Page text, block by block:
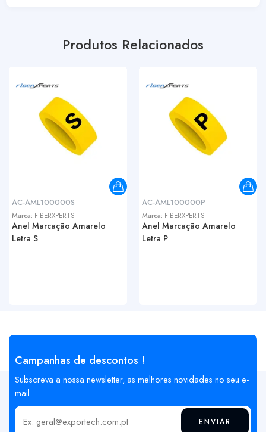
Produtos Relacionados
AC-AML100000S
Marca: FIBERXPERTS
Anel Marcação Amarelo
Letra S
AC-AML100000P
Marca: FIBERXPERTS
Anel Marcação Amarelo
Letra P
Campanhas de descontos !
Subscreva a nossa newsletter, as melhores novidades no seu e-
mail
Insira o seu email ENVIAR